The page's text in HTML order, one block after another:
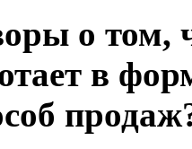
о том,
в